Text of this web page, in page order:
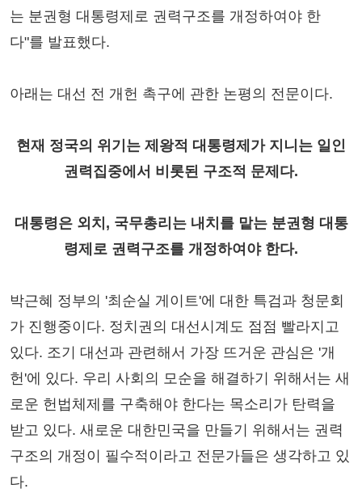
는 분권형 대통령제로 권력구조를 개정하여야 한
다"를 발표했다.
아래는 대선 전 개헌 촉구에 관한 논평의 전문이다.
현재 정국의 위기는 제왕적 대통령제가 지니는 일인
권력집중에서 비롯된 구조적 문제다.
대통령은 외치, 국무총리는 내치를 맡는 분권형 대통
령제로 권력구조를 개정하여야 한다.
박근혜 정부의 '최순실 게이트'에 대한 특검과 청문회
가 진행중이다. 정치권의 대선시계도 점점 빨라지고
있다. 조기 대선과 관련해서 가장 뜨거운 관심은 '개
헌'에 있다. 우리 사회의 모순을 해결하기 위해서는 새
로운 헌법체제를 구축해야 한다는 목소리가 탄력을
받고 있다. 새로운 대한민국을 만들기 위해서는 권력
구조의 개정이 필수적이라고 전문가들은 생각하고 있
다.